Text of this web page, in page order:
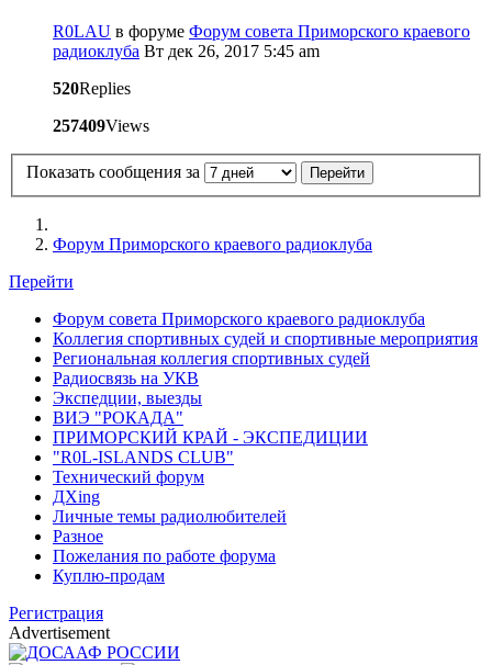
R0LAU в форуме Форум совета Приморского краевого
радиоклуба Вт дек 26, 2017 5:45 am
520Replies
257409Views
Показать сообщения за
Форум Приморского краевого радиоклуба
Перейти
Форум совета Приморского краевого радиоклуба
Коллегия спортивных судей и спортивные мероприятия
Региональная коллегия спортивных судей
Радиосвязь на УКВ
Экспедции, выезды
ВИЭ "РОКАДА"
ПРИМОРСКИЙ КРАЙ - ЭКСПЕДИЦИИ
"R0L-ISLANDS CLUB"
Технический форум
ДХing
Личные темы радиолюбителей
Разное
Пожелания по работе форума
Куплю-продам
Регистрация
Advertisement